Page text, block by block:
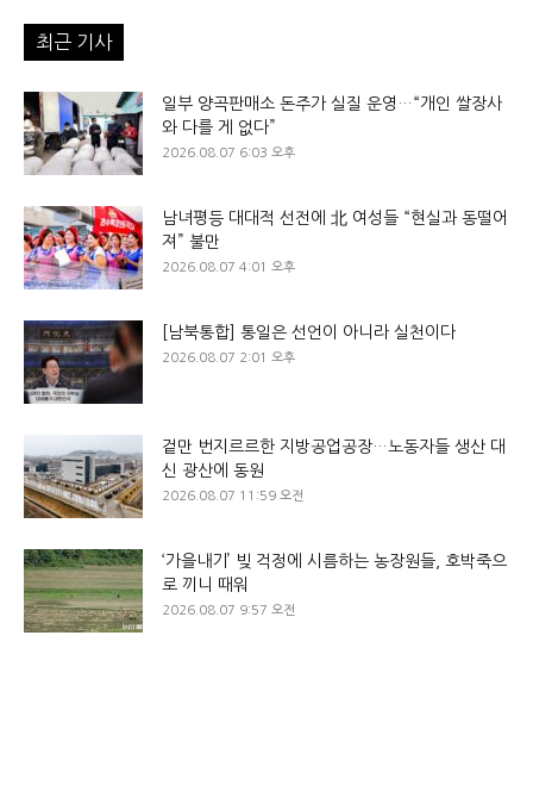
최근 기사
일부 양곡판매소 돈주가 실질 운영…“개인 쌀장사
와 다를 게 없다”
2026.08.07 6:03 오후
남녀평등 대대적 선전에 北 여성들 “현실과 동떨어
져” 불만
2026.08.07 4:01 오후
[남북통합] 통일은 선언이 아니라 실천이다
2026.08.07 2:01 오후
겉만 번지르르한 지방공업공장…노동자들 생산 대
신 광산에 동원
2026.08.07 11:59 오전
‘가을내기’ 빚 걱정에 시름하는 농장원들, 호박죽으
로 끼니 때워
2026.08.07 9:57 오전